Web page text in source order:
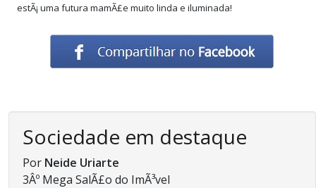
estÃ¡ uma futura mamÃ£e muito linda e iluminada!
Sociedade em destaque
Por Neide Uriarte
3Âº Mega SalÃ£o do ImÃ³vel